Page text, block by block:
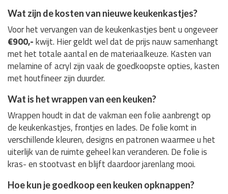
Wat zijn de kosten van nieuwe keukenkastjes?
Voor het vervangen van de keukenkastjes bent u ongeveer
€900,-kwijt. Hier geldt wel dat de prijs nauw samenhangt
met het totale aantal en de materiaalkeuze. Kasten van
melamine of acryl zijn vaak de goedkoopste opties, kasten
met houtfineer zijn duurder.
Wat is het wrappen van een keuken?
Wrappen houdt in dat de vakman een folie aanbrengt op
de keukenkastjes, frontjes en lades. De folie komt in
verschillende kleuren, designs en patronen waarmee u het
uiterlijk van de ruimte geheel kan veranderen. De folie is
kras- en stootvast en blijft daardoor jarenlang mooi.
Hoe kun je goedkoop een keuken opknappen?